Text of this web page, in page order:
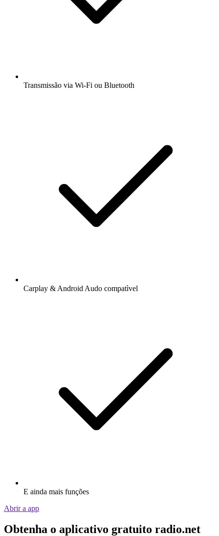
Transmissão via Wi-Fi ou Bluetooth
Carplay & Android Audo compatìvel
E ainda mais funções
Abrir a app
Obtenha o aplicativo gratuito radio.net